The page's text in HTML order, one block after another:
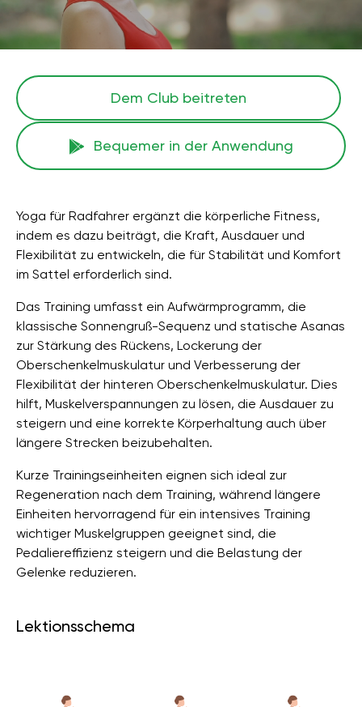
Dem Club beitreten
Bequemer in der Anwendung
Yoga für Radfahrer ergänzt die körperliche Fitness,
indem es dazu beiträgt, die Kraft, Ausdauer und
Flexibilität zu entwickeln, die für Stabilität und Komfort
im Sattel erforderlich sind.
Das Training umfasst ein Aufwärmprogramm, die
klassische Sonnengruß-Sequenz und statische Asanas
zur Stärkung des Rückens, Lockerung der
Oberschenkelmuskulatur und Verbesserung der
Flexibilität der hinteren Oberschenkelmuskulatur. Dies
hilft, Muskelverspannungen zu lösen, die Ausdauer zu
steigern und eine korrekte Körperhaltung auch über
längere Strecken beizubehalten.
Kurze Trainingseinheiten eignen sich ideal zur
Regeneration nach dem Training, während längere
Einheiten hervorragend für ein intensives Training
wichtiger Muskelgruppen geeignet sind, die
Pedaliereffizienz steigern und die Belastung der
Gelenke reduzieren.
Lektionsschema